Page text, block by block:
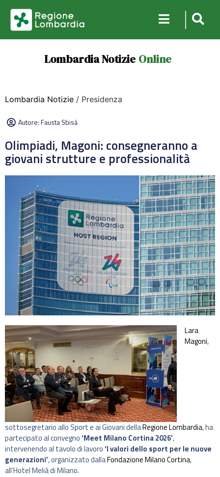
Lombardia Notizie Online
Lombardia Notizie / Presidenza
Autore:Fausta Sbisà
Olimpiadi, Magoni: consegneranno a
giovani strutture e professionalità
Lara
Magoni,
sottosegretario allo Sport e ai Giovani dellaRegione Lombardia, ha
partecipato al convegno‘Meet Milano Cortina 2026’,
intervenendo al tavolo di lavoro‘I valori dello sport per le nuove
generazioni’, organizzato dallaFondazione Milano Cortina,
all’Hotel Melià di Milano.